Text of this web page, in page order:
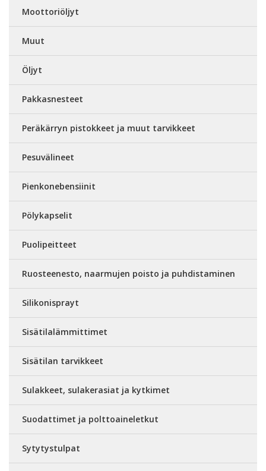
Moottoriöljyt
Muut
Öljyt
Pakkasnesteet
Peräkärryn pistokkeet ja muut tarvikkeet
Pesuvälineet
Pienkonebensiinit
Pölykapselit
Puolipeitteet
Ruosteenesto, naarmujen poisto ja puhdistaminen
Silikonisprayt
Sisätilalämmittimet
Sisätilan tarvikkeet
Sulakkeet, sulakerasiat ja kytkimet
Suodattimet ja polttoaineletkut
Sytytystulpat